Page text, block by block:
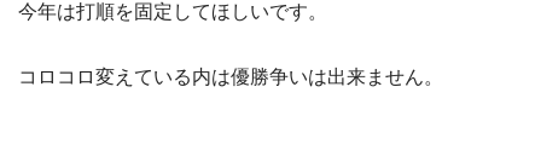
今年は打順を固定してほしいです。
コロコロ変えている内は優勝争いは出来ません。